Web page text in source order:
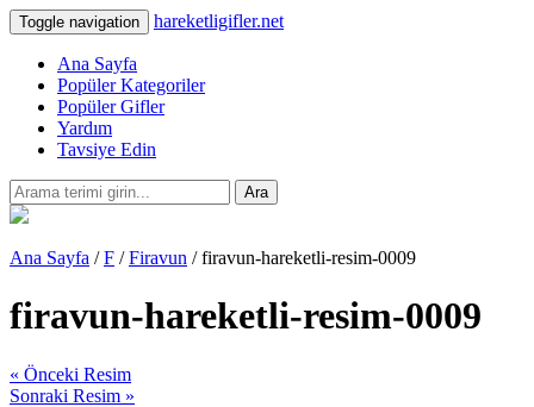
Toggle navigation hareketligifler.net
Ana Sayfa
Popüler Kategoriler
Popüler Gifler
Yardım
Tavsiye Edin
Ara
Ana Sayfa /F /Firavun / firavun-hareketli-resim-0009
firavun-hareketli-resim-0009
« Önceki Resim
Sonraki Resim »